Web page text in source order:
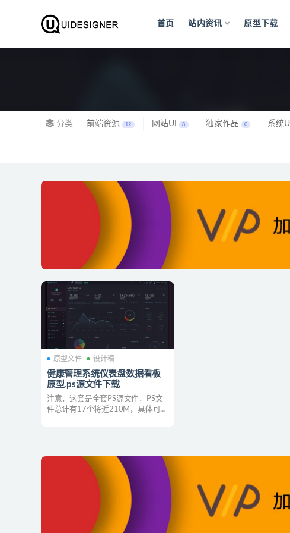
首页 站内资讯 原型下载
分类 前端资源 12 网站UI 8 独家作品 0 系统UI
原型文件 设计稿
健康管理系统仪表盘数据看板
原型.ps源文件下载
注意，这套是全套PS源文件，PS文
件总计有17个将近210M，具体可以